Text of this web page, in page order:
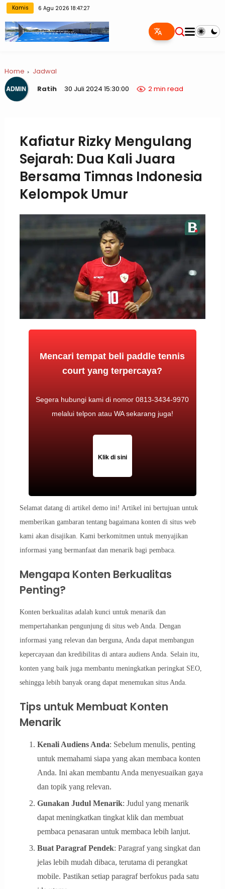
Kamis 6 Agu 2026 18:47:27
Home
Jadwal
Ratih
30 Juli 2024 15:30:00 2 min read
Kafiatur Rizky Mengulang
Sejarah: Dua Kali Juara
Bersama Timnas Indonesia
Kelompok Umur
Mencari tempat beli paddle tennis
court yang terpercaya?
Segera hubungi kami di nomor 0813-3434-9970
melalui telpon atau WA sekarang juga!
Klik di sini
Selamat datang di artikel demo ini! Artikel ini bertujuan untuk
memberikan gambaran tentang bagaimana konten di situs web
kami akan disajikan. Kami berkomitmen untuk menyajikan
informasi yang bermanfaat dan menarik bagi pembaca.
Mengapa Konten Berkualitas
Penting?
Konten berkualitas adalah kunci untuk menarik dan
mempertahankan pengunjung di situs web Anda. Dengan
informasi yang relevan dan berguna, Anda dapat membangun
kepercayaan dan kredibilitas di antara audiens Anda. Selain itu,
konten yang baik juga membantu meningkatkan peringkat SEO,
sehingga lebih banyak orang dapat menemukan situs Anda.
Tips untuk Membuat Konten
Menarik
Kenali Audiens Anda: Sebelum menulis, penting
untuk memahami siapa yang akan membaca konten
Anda. Ini akan membantu Anda menyesuaikan gaya
dan topik yang relevan.
Gunakan Judul Menarik: Judul yang menarik
dapat meningkatkan tingkat klik dan membuat
pembaca penasaran untuk membaca lebih lanjut.
Buat Paragraf Pendek: Paragraf yang singkat dan
jelas lebih mudah dibaca, terutama di perangkat
mobile. Pastikan setiap paragraf berfokus pada satu